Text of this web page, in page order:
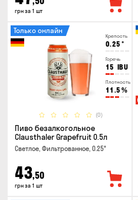
грн за 1 шт
Крепость
0.25 °
Горечь
15 IBU
Плотность
11.5 %
(0)
Только онлайн
Пиво безалкогольное
Clausthaler Grapefruit 0.5л
Светлое, Фильтрованное, 0.25°
43,50
грн за 1 шт